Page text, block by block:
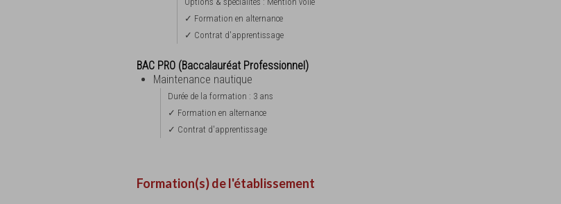
✓ Formation en alternance
✓ Contrat d'apprentissage
BAC PRO (Baccalauréat Professionnel)
Maintenance nautique
Durée de la formation : 3 ans
✓ Formation en alternance
✓ Contrat d'apprentissage
Formation(s) de l'établissement